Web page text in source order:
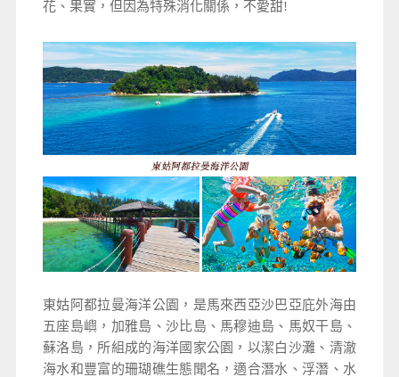
花、果實，但因為特殊消化關係，不愛甜!
東姑阿都拉曼海洋公園，是馬來西亞沙巴亞庇外海由
五座島嶼，加雅島、沙比島、馬穆迪島、馬奴干島、
蘇洛島，所組成的海洋國家公園，以潔白沙灘、清澈
海水和豐富的珊瑚礁生態聞名，適合潛水、浮潛、水